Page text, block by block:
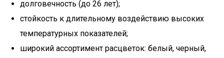
долговечность (до 26 лет);
стойкость к длительному воздействию высоких
температурных показателей;
широкий ассортимент расцветок: белый, черный,